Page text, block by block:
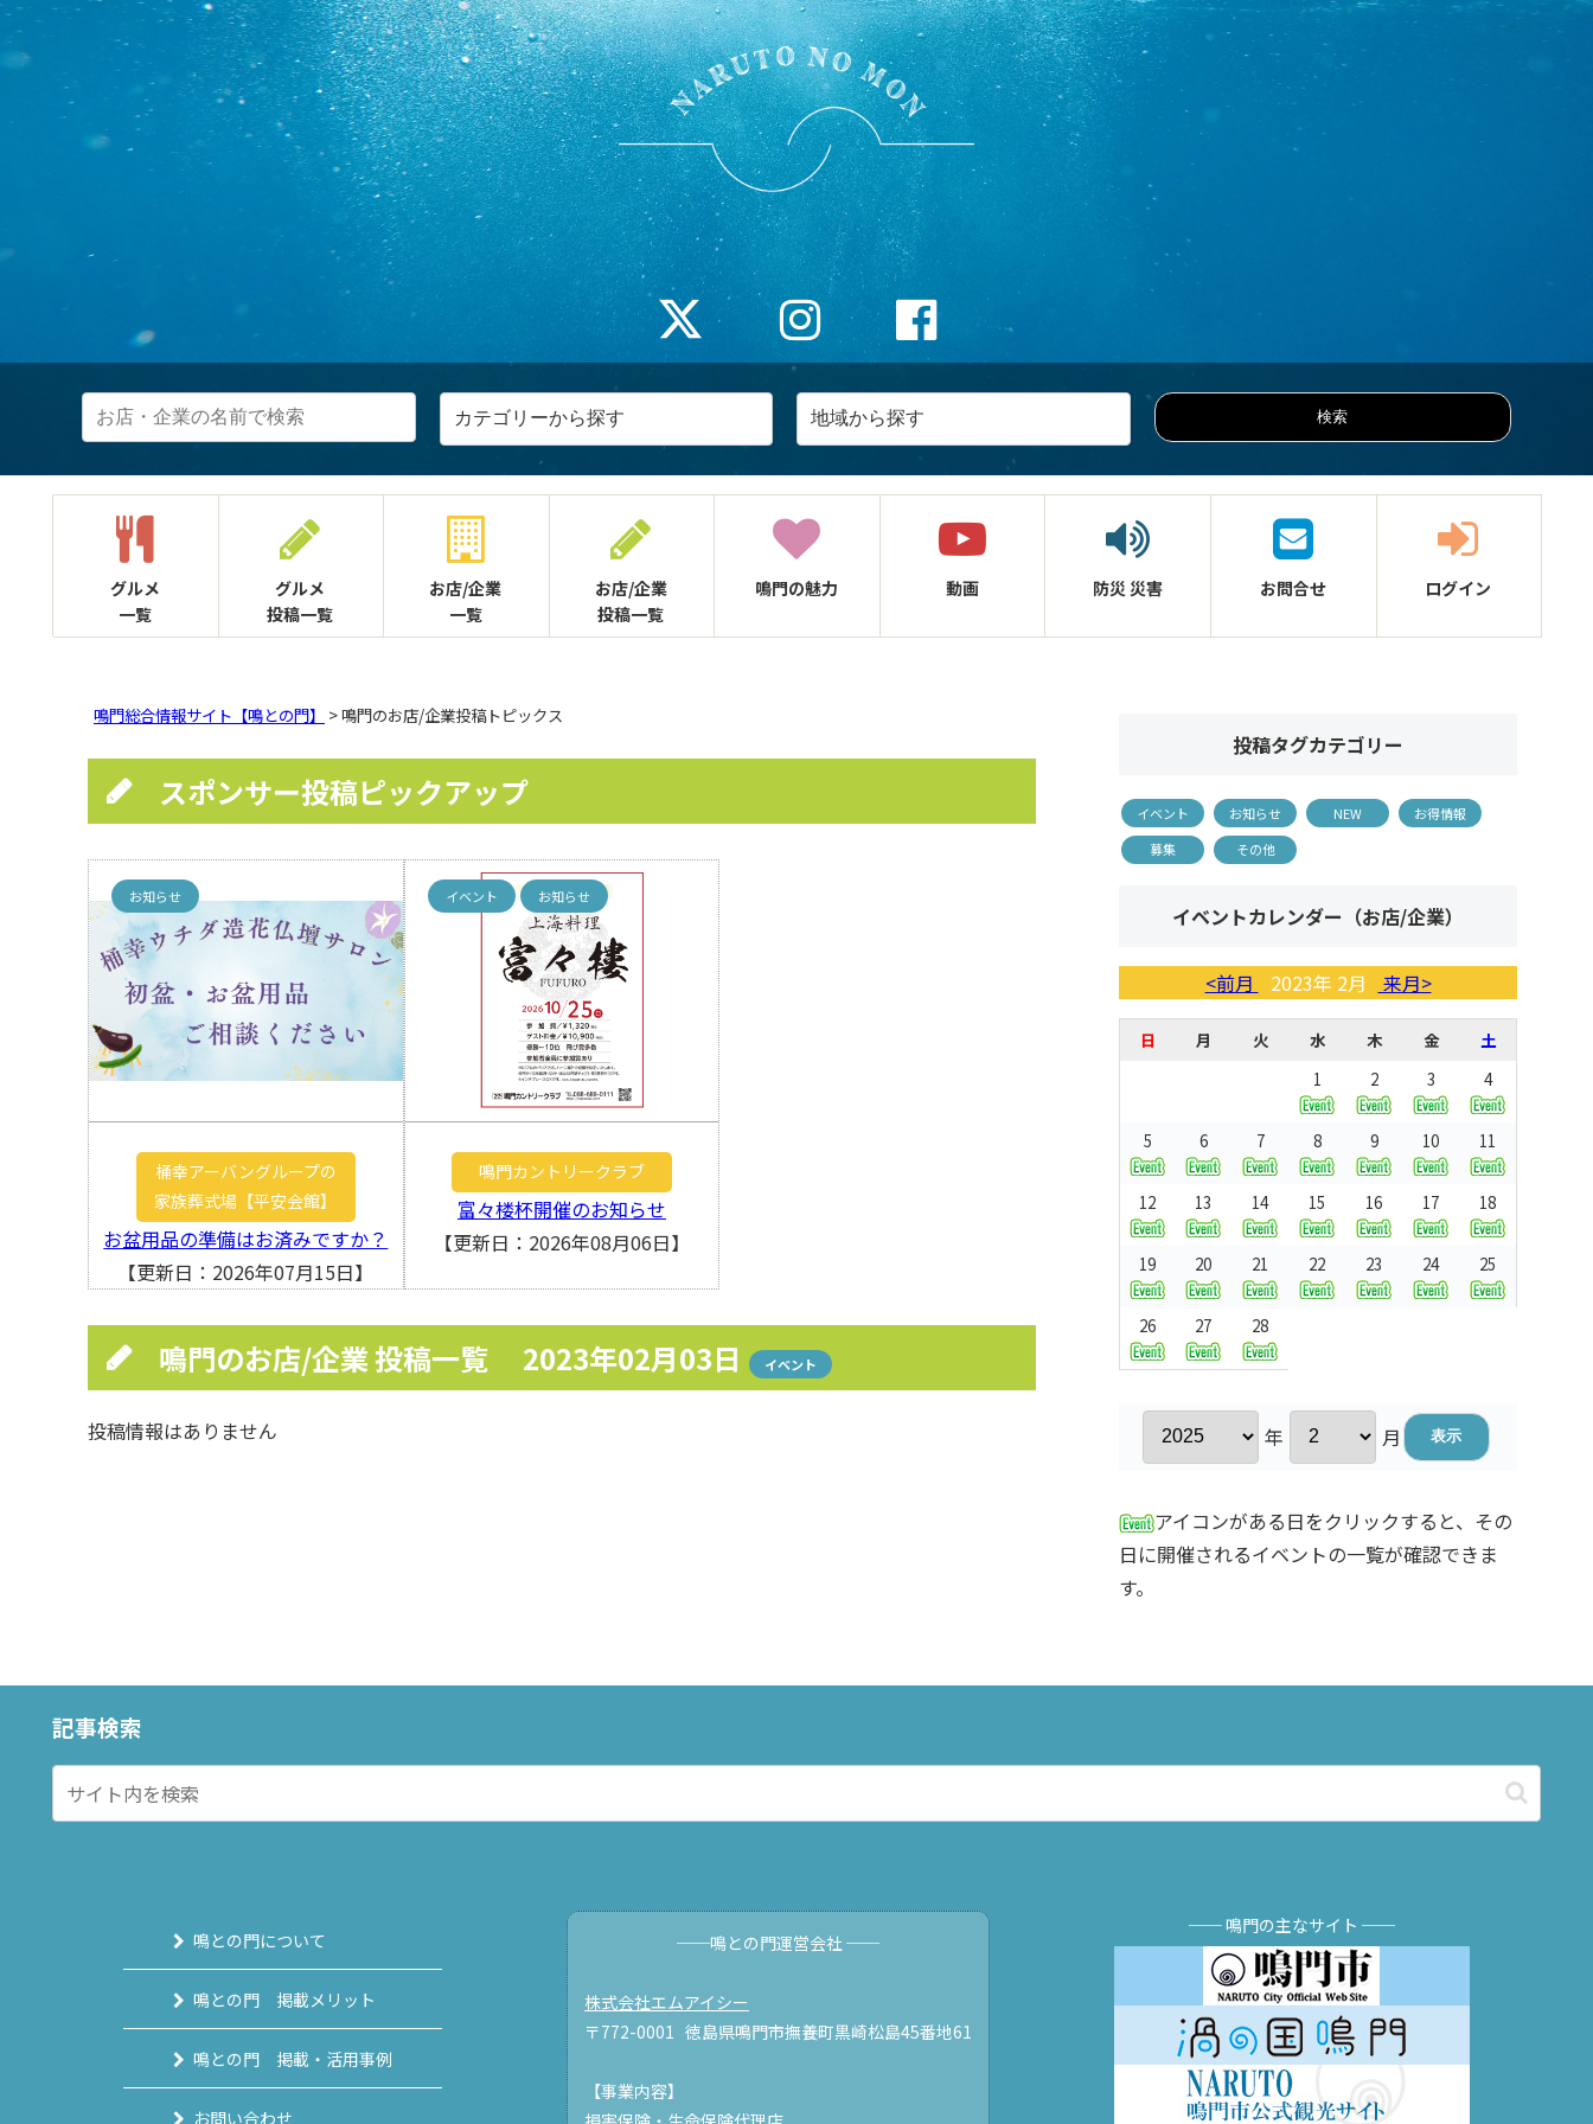
グルメ
一覧
グルメ
投稿一覧
お店/企業
一覧
お店/企業
投稿一覧
鳴門の魅力 動画 防災災害 お問合せ ログイン
鳴門総合情報サイト【鳴との門】 > 鳴門のお店/企業投稿トピックス
スポンサー投稿ピックアップ
お知らせ
桶幸アーバングループの
家族葬式場【平安会館】
お盆用品の準備はお済みですか？
【更新日：2026年07月15日】
イベント お知らせ
鳴門カントリークラブ
富々楼杯開催のお知らせ
【更新日：2026年08月06日】
鳴門のお店/企業 投稿一覧 2023年02月03日 イベント
投稿情報はありません
投稿タグカテゴリー
イベント お知らせ NEW
お得情報
募集
その他
イベントカレンダー（お店/企業）
<前月 2023年 2月 来月>
日 月 火 水 木 金
土
1
2 3 4
5 6 7 8 9 10 11
12 13 14 15 16 17 18
19 20 21 22 23 24 25
26 27 28
年 月
アイコンがある日をクリックすると、その
日に開催されるイベントの一覧が確認できま
す。
記事検索
鳴との門について
鳴との門 掲載メリット
鳴との門 掲載・活用事例
お問い合わせ
──鳴との門運営会社 ──
株式会社エムアイシー
〒772-0001 徳島県鳴門市撫養町黒崎松島45番地61
【事業内容】
── 鳴門の主なサイト ──